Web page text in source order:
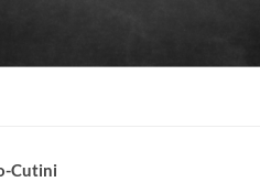
Cutini